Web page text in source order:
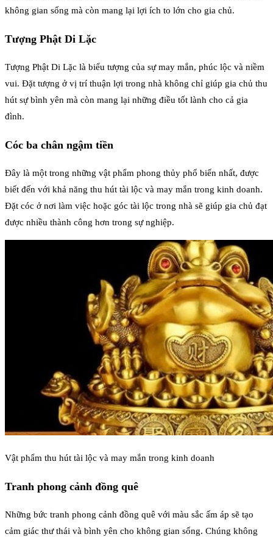
không gian sống mà còn mang lại lợi ích to lớn cho gia chủ.
Tượng Phật Di Lặc
Tượng Phật Di Lặc là biểu tượng của sự may mắn, phúc lộc và niềm
vui. Đặt tượng ở vị trí thuận lợi trong nhà không chỉ giúp gia chủ thu
hút sự bình yên mà còn mang lại những điều tốt lành cho cả gia
đình.
Cóc ba chân ngậm tiền
Đây là một trong những vật phẩm phong thủy phổ biến nhất, được
biết đến với khả năng thu hút tài lộc và may mắn trong kinh doanh.
Đặt cóc ở nơi làm việc hoặc góc tài lộc trong nhà sẽ giúp gia chủ đạt
được nhiều thành công hơn trong sự nghiệp.
Vật phẩm thu hút tài lộc và may mắn trong kinh doanh
Tranh phong cảnh đồng quê
Những bức tranh phong cảnh đồng quê với màu sắc ấm áp sẽ tạo
cảm giác thư thái và bình yên cho không gian sống. Chúng không